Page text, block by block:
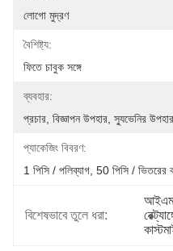
লোগো মুদ্রণ
বৈশিষ্ট্য:
ফিতে চাবুক সঙ্গে
ব্যবহার:
প্রচার, বিজ্ঞাপন উপহার, স্যুভেনির উপহার
প্যাকেজিং বিবরণ:
1 পিসি / পলিব্যাগ, 50 পিসি /
বিশেষভাবে তুলে ধরা: